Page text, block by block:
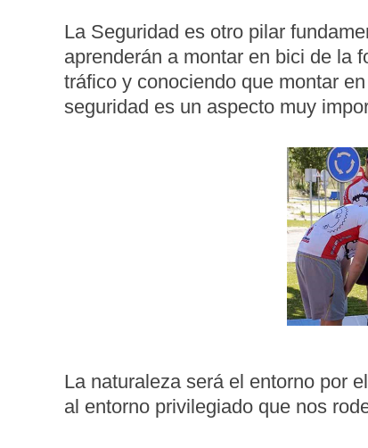
La Seguridad es otro pilar
aprenderán a montar en bici de la
tráfico y conociendo que montar
seguridad es un aspecto muy
La naturaleza será el entorno por
al entorno privilegiado que nos